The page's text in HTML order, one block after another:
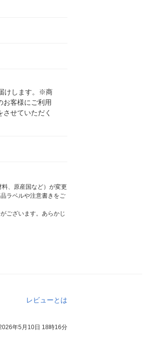
けします。※商
客様にご利用
せていただく
、原産国など）が変更
ラベルや注意書きをご
ございます。あらかじ
レビューとは
年5月10日 18時16分